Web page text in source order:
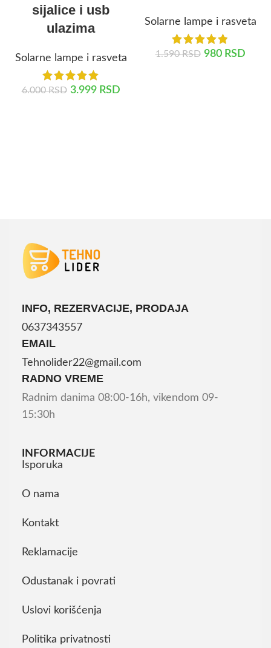
sijalice i usb
ulazima
Solarne lampe i rasveta
6.000RSD 3.999 RSD
Solarne lampe i rasveta
1.590RSD 980 RSD
INFO, REZERVACIJE, PRODAJA
0637343557
EMAIL
Tehnolider22@gmail.com
RADNO VREME
Radnim danima 08:00-16h, vikendom 09-
15:30h
INFORMACIJE
Isporuka
O nama
Kontakt
Reklamacije
Odustanak i povrati
Uslovi korišćenja
Politika privatnosti